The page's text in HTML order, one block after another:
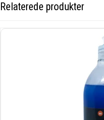
Relaterede produkter